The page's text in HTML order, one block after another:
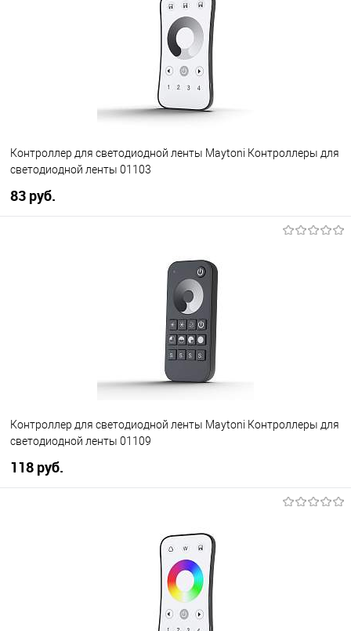
Уточняйте наличие у
менеджера
Контроллер для светодиодной ленты Maytoni Контроллеры для
светодиодной ленты 01103
83 pуб.
Уточняйте наличие у
менеджера
Контроллер для светодиодной ленты Maytoni Контроллеры для
светодиодной ленты 01109
118 pуб.
Уточняйте наличие у
менеджера